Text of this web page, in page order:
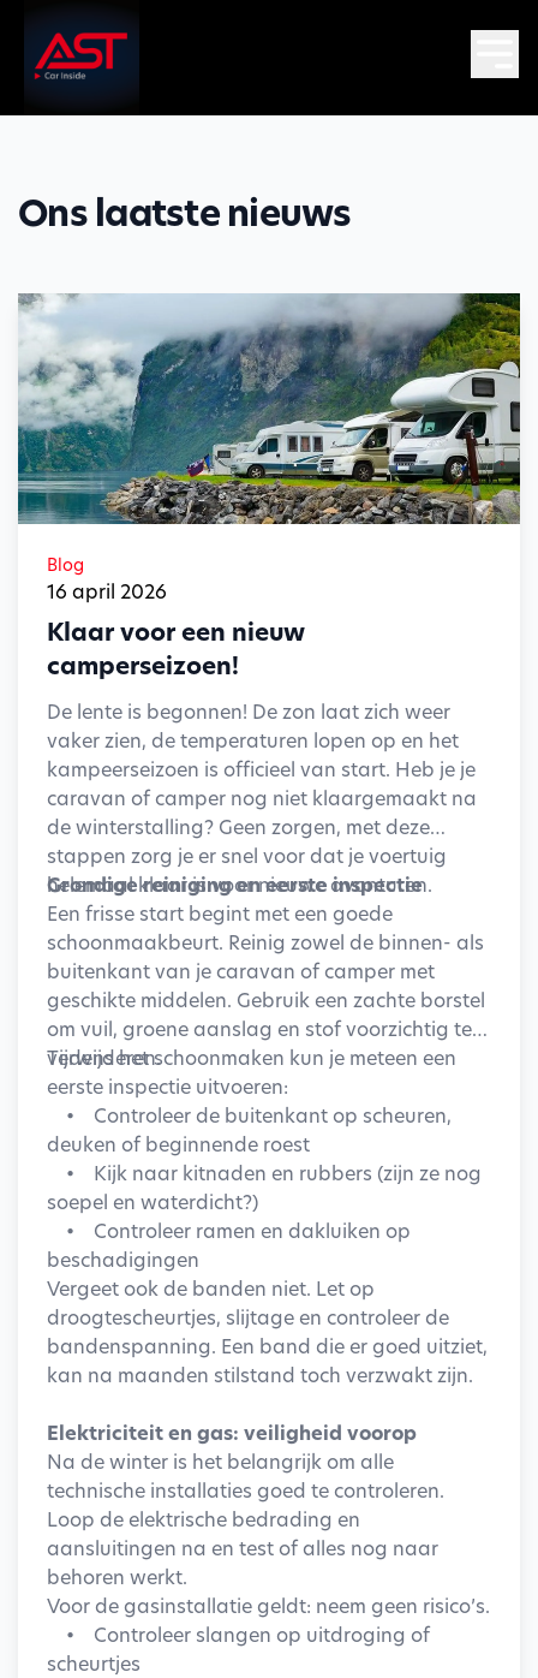
Ons laatste nieuws
Blog
16 april 2026
Klaar voor een nieuw
camperseizoen!
De lente is begonnen! De zon laat zich weer
vaker zien, de temperaturen lopen op en het
kampeerseizoen is officieel van start. Heb je je
caravan of camper nog niet klaargemaakt na
de winterstalling? Geen zorgen, met deze
stappen zorg je er snel voor dat je voertuig
helemaal klaar is voor nieuwe avonturen.
Grondige reiniging en eerste inspectie
Een frisse start begint met een goede
schoonmaakbeurt. Reinig zowel de binnen- als
buitenkant van je caravan of camper met
geschikte middelen. Gebruik een zachte borstel
om vuil, groene aanslag en stof voorzichtig te
verwijderen.
Tijdens het schoonmaken kun je meteen een
eerste inspectie uitvoeren:
• Controleer de buitenkant op scheuren,
deuken of beginnende roest
• Kijk naar kitnaden en rubbers (zijn ze nog
soepel en waterdicht?)
• Controleer ramen en dakluiken op
beschadigingen
Vergeet ook de banden niet. Let op
droogtescheurtjes, slijtage en controleer de
bandenspanning. Een band die er goed uitziet,
kan na maanden stilstand toch verzwakt zijn.
Elektriciteit en gas: veiligheid voorop
Na de winter is het belangrijk om alle
technische installaties goed te controleren.
Loop de elektrische bedrading en
aansluitingen na en test of alles nog naar
behoren werkt.
Voor de gasinstallatie geldt: neem geen risico’s.
• Controleer slangen op uitdroging of
scheurtjes